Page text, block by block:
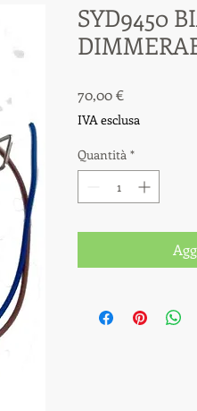
SYD9450
70,00 €Prezzo
IVA esclusa
Quantità *